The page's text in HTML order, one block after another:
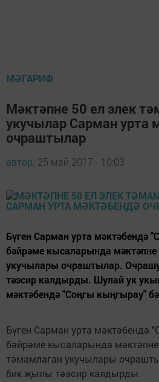
МӘГАРИФ
Мәктәпне 50 ел элек
укучылар Сарман урта
очраштылар
автор, 25 май 2017 - 10:03
Бүген Сарман урта мәктәбендә
бәйрәме кысаларында мәктәпне
укучылары очраштылар.
тәэсир калдырды. Шулай ук
мәктәбендә "Соңгы кыңгырау"
Бүген Сарман урта мәктәбендә
бәйрәме кысаларында мәктәпне
тәмамлаган укучылары
бик җылы тәэсир калдырды.